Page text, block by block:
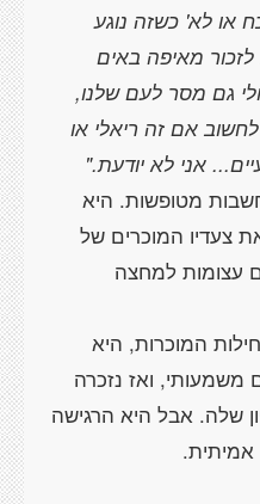
או לא' כשזה נוגע
מאיפה באים
גם מסר לעם שלנו,
אם זה ריאלי או
אני לא יודעת."
מטופשות. היא
המוכרים של
עצומות למחצה
המוכרות, היא
ואז נזכרה
שלה. אבל היא הרגישה